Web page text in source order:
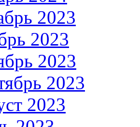
2023
2023
2023
2023
2023